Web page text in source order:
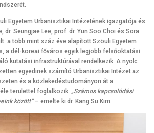
Egyetem Urbanisztikai Intézetének igazgatója és
dr. Seungjae Lee, prof. dr. Yun Soo Choi és Sora
a több mint száz éve alapított Szöuli Egyetem
a dél-koreai főváros egyik legjobb felsőoktatási
kutatási infrastruktúrával rendelkezik. A nyolc
egyedinek számító Urbanisztikai Intézet az
és a közlekedéstudományon át a
területtel foglalkozik. „Számos kapcsolódási
között”– emelte ki dr. Kang Su Kim.